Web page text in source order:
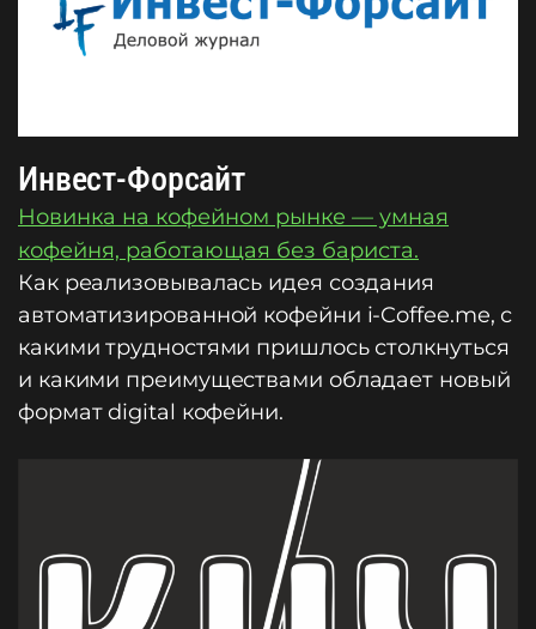
Инвест-Форсайт
Новинка на кофейном рынке — умная
кофейня, работающая без бариста.
Как реализовывалась идея создания
автоматизированной кофейни i-Coffee.me, с
какими трудностями пришлось столкнуться
и какими преимуществами обладает новый
формат digital кофейни.